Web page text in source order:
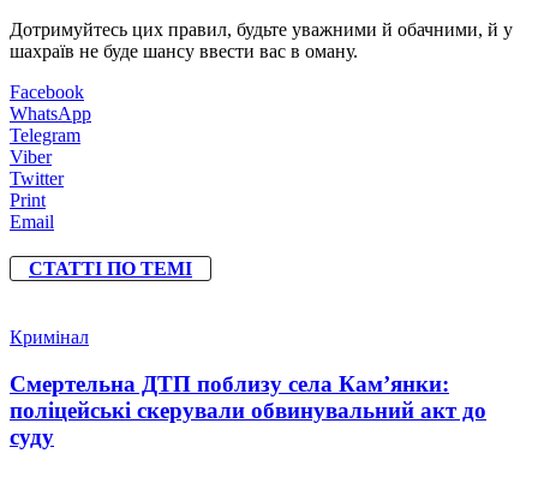
Дотримуйтесь цих правил, будьте уважними й обачними, й у
шахраїв не буде шансу ввести вас в оману.
Facebook
WhatsApp
Telegram
Viber
Twitter
Print
Email
СТАТТІ ПО ТЕМІ
Кримінал
Смертельна ДТП поблизу села Кам’янки:
поліцейські скерували обвинувальний акт до
суду